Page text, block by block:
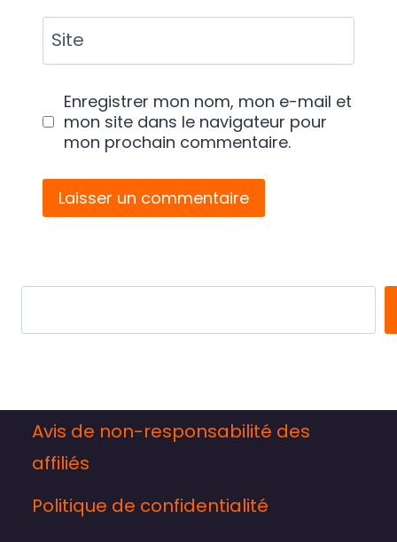
Site
Enregistrer mon nom, mon e-mail et
mon site dans le navigateur pour
mon prochain commentaire.
Avis de non-responsabilité des
affiliés
Politique de confidentialité